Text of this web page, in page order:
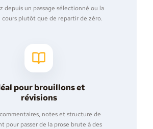
depuis un passage sélectionné ou la
cours plutôt que de repartir de zéro.
pour brouillons et
révisions
notes et structure de
pour passer de la prose brute à des